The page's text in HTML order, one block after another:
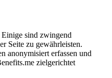
sind zwingend
Seite zu gewährleisten.
anonymisiert erfassen und
zielgerichtet